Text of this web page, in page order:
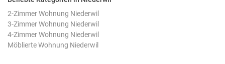
2-Zimmer Wohnung Niederwil
3-Zimmer Wohnung Niederwil
4-Zimmer Wohnung Niederwil
Möblierte Wohnung Niederwil